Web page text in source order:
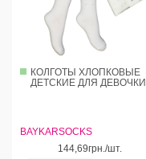
КОЛГОТЫ ХЛОПКОВЫЕ
ДЕТСКИЕ ДЛЯ ДЕВОЧКИ
BAYKARSOCKS
144,69грн./шт.